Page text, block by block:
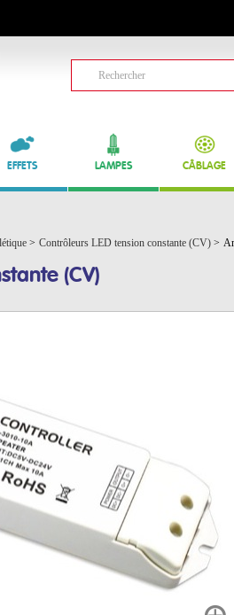
EFFETS LAMPES CÂBLAGE
> Contrôleurs LED tension constante (CV) >
(CV)